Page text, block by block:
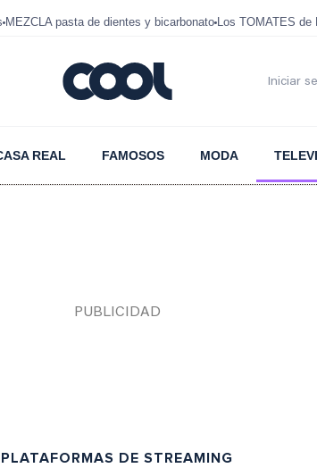
MEZCLA pasta de dientes y bicarbonato Los TOMATES de
Iniciar
REAL FAMOSOS MODA
PLATAFORMAS DE STREAMING